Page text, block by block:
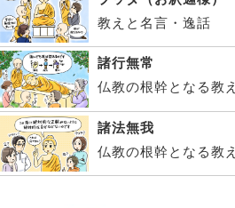
教えと名言・逸話
諸行無常
仏教の根幹となる教え
諸法無我
仏教の根幹となる教え